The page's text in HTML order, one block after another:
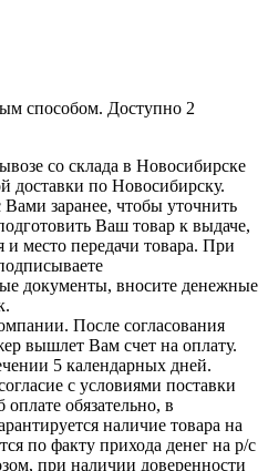
способом. Доступно 2
со склада в Новосибирске
доставки по Новосибирску.
заранее, чтобы уточнить
Ваш товар к выдаче,
и место передачи товара. При
документы, вносите денежные
После согласования
вышлет Вам счет на оплату.
5 календарных дней.
с условиями поставки
обязательно, в
наличие товара на
по факту прихода денег на р/с
при наличии доверенности